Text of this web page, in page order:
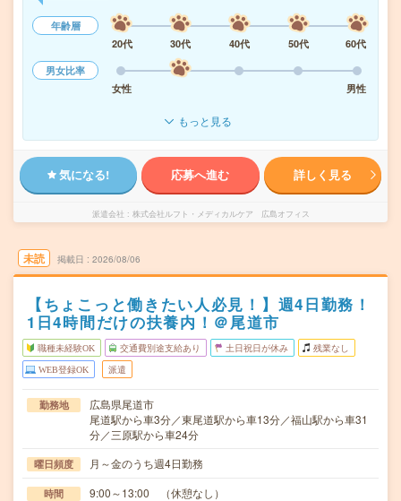
年齢層
20代
30代 40代 50代
60代
男女比率
女性
男性
もっと見る
気になる! 応募へ進む 詳しく見る
派遣会社 株式会社ルフト・メディカルケア 広島オフィス
未読 掲載日 2026/08/06
【ちょこっと働きたい人必見！】週4日勤務！
1日4時間だけの扶養内！＠尾道市
職種未経験OK 交通費別途支給あり 土日祝日が休み 残業なし
WEB登録OK 派遣
勤務地
広島県尾道市
尾道駅から車3分／東尾道駅から車13分／福山駅から車31
分／三原駅から車24分
曜日頻度 月～金のうち週4日勤務
時間 9:00～13:00 （休憩なし）